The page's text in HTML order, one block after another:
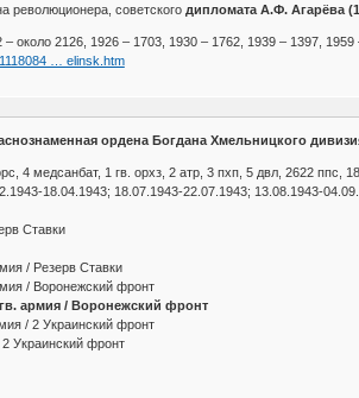
революционера, советского дипломата А.Ф. Агарёва
2126, 1926 – 1703, 1930 – 1762, 1939 – 1397,
… elinsk.htm
ордена Богдана Хмельницкого
4 медсанбат, 1 гв. орхз, 2 атр, 3 пхп, 5 двл, 2622 ппс,
18.04.1943; 18.07.1943-22.07.1943; 13.08.1943-
Ставки
/ Резерв Ставки
/ Воронежский фронт
армия / Воронежский фронт
/ 2 Украинский фронт
Украинский фронт